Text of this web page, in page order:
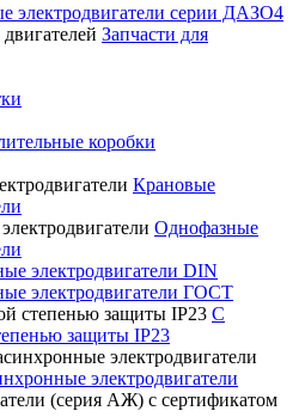
электродвигатели серии ДАЗО4
Запчасти для
коробки
Крановые
Однофазные
электродвигатели DIN
электродвигатели ГОСТ
С
защиты IP23
электродвигатели